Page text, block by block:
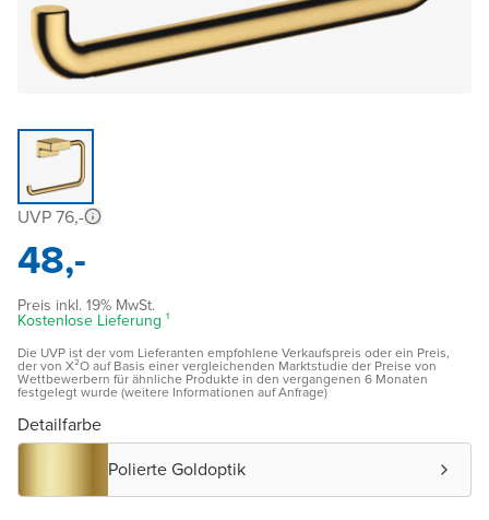
UVP 76,-
48,-
Preis inkl. 19% MwSt.
Kostenlose Lieferung ¹
Die UVP ist der vom Lieferanten empfohlene Verkaufspreis oder ein Preis,
der von X²O auf Basis einer vergleichenden Marktstudie der Preise von
Wettbewerbern für ähnliche Produkte in den vergangenen 6 Monaten
festgelegt wurde (weitere Informationen auf Anfrage)
Detailfarbe
Polierte Goldoptik